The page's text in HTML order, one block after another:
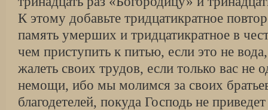
К этому добавьте тридцатикратное
память умерших и тридцатикратное в
чем приступить к питью, если это не
жалеть своих трудов, если только вас не
немощи, ибо мы молимся за своих
благодетелей, покуда Господь не